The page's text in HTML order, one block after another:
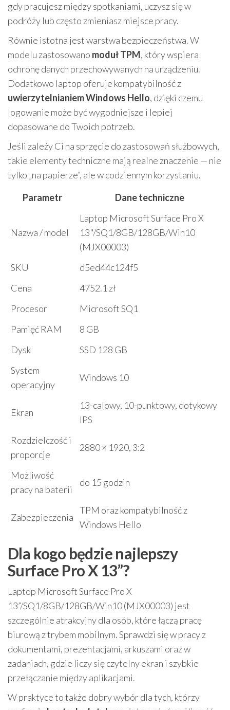
gdy pracujesz między spotkaniami, uczysz się w
podróży lub często zmieniasz miejsce pracy.
Równie istotna jest warstwa bezpieczeństwa. W
modelu zastosowano moduł TPM, który wspiera
ochronę danych przechowywanych na urządzeniu.
Dodatkowo laptop oferuje kompatybilność z
uwierzytelnianiem Windows Hello, dzięki czemu
logowanie może być wygodniejsze i lepiej
dopasowane do Twoich potrzeb.
Jeśli zależy Ci na sprzęcie do zastosowań służbowych,
takie elementy techniczne mają realne znaczenie — nie
tylko „na papierze”, ale w codziennym korzystaniu.
Parametr
Dane techniczne
Nazwa / model
Laptop Microsoft Surface Pro X
13"/SQ1/8GB/128GB/Win10
(MJX00003)
SKU
d5ed44c124f5
Cena
4752.1 zł
Procesor
Microsoft SQ1
Pamięć RAM
8 GB
Dysk
SSD 128 GB
System
operacyjny
Windows 10
Ekran
13-calowy, 10-punktowy, dotykowy
IPS
Rozdzielczość i
proporcje
2880 × 1920, 3:2
Możliwość
pracy na baterii
do 15 godzin
Zabezpieczenia
TPM oraz kompatybilność z
Windows Hello
Dla kogo będzie najlepszy
Surface Pro X 13”?
Laptop Microsoft Surface Pro X
13”/SQ1/8GB/128GB/Win10 (MJX00003) jest
szczególnie atrakcyjny dla osób, które łączą pracę
biurową z trybem mobilnym. Sprawdzi się w pracy z
dokumentami, prezentacjami, arkuszami oraz w
zadaniach, gdzie liczy się czytelny ekran i szybkie
przełączanie między aplikacjami.
W praktyce to także dobry wybór dla tych, którzy